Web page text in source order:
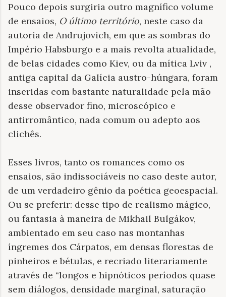
Pouco depois surgiria outro magnífico volume
de ensaios, O último território, neste caso da
autoria de Andrujovich, em que as sombras do
Império Habsburgo e a mais revolta atualidade,
de belas cidades como Kiev, ou da mítica Lviv ,
antiga capital da Galícia austro-húngara, foram
inseridas com bastante naturalidade pela mão
desse observador fino, microscópico e
antirromântico, nada comum ou adepto aos
clichês.
Esses livros, tanto os romances como os
ensaios, são indissociáveis ​​no caso deste autor,
de um verdadeiro gênio da poética geoespacial.
Ou se preferir: desse tipo de realismo mágico,
ou fantasia à maneira de Mikhail Bulgákov,
ambientado em seu caso nas montanhas
íngremes dos Cárpatos, em densas florestas de
pinheiros e bétulas, e recriado literariamente
através de “longos e hipnóticos períodos quase
sem diálogos, densidade marginal, saturação